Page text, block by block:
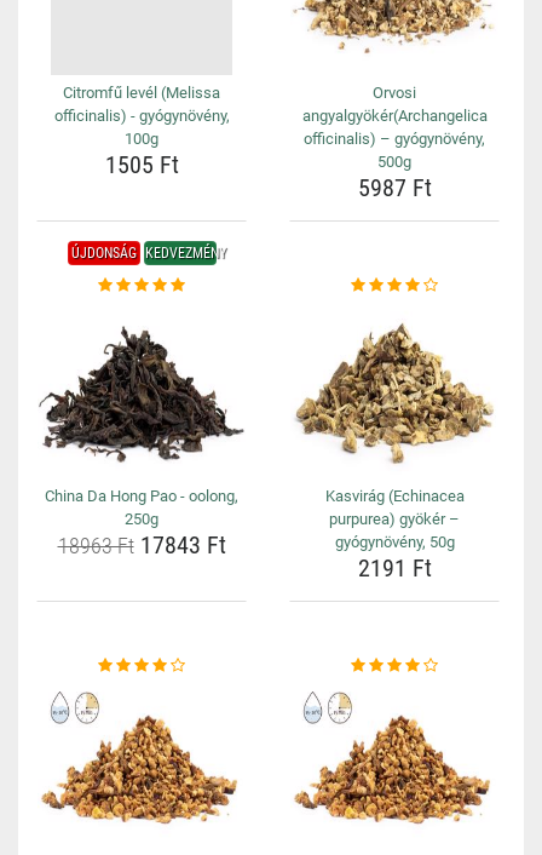
Citromfű levél (Melissa
officinalis) - gyógynövény,
100g
1505 Ft
Orvosi
angyalgyökér(Archangelica
officinalis) – gyógynövény,
500g
5987 Ft
ÚJDONSÁG KEDVEZMÉNY
China Da Hong Pao - oolong,
250g
18963 Ft17843 Ft
Kasvirág (Echinacea
purpurea) gyökér –
gyógynövény, 50g
2191 Ft